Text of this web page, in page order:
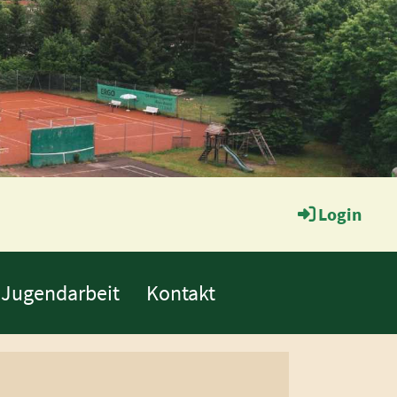
Login
Jugendarbeit Kontakt